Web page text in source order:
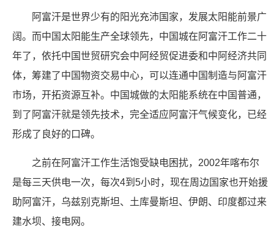
阿富汗是世界少有的阳光充沛国家，发展太阳能前景广
阔。而中国太阳能生产全球领先，中国城在阿富汗工作二十
年了，依托中国世贸研究会中阿经贸促进委和中阿经济共同
体，筹建了中国物资交易中心，可以连通中国制造与阿富汗
市场，开拓资源互补。中国城做的太阳能系统在中国普通，
到了阿富汗就是领先技术，完全适应阿富汗气候变化，已经
形成了良好的口碑。
之前在阿富汗工作生活饱受缺电困扰，2002年喀布尔
是每三天供电一次，每次4到5小时，现在周边国家也开始援
助阿富汗，乌兹别克斯坦、土库曼斯坦、伊朗、印度都过来
建水坝、接电网。